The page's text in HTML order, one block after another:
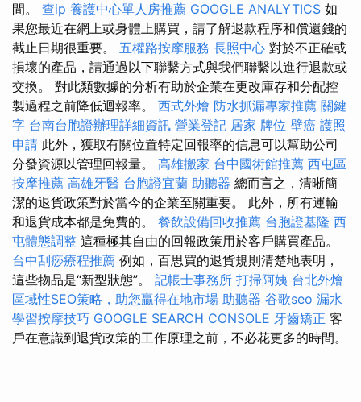
間。 查ip 養護中心單人房推薦 GOOGLE ANALYTICS 如
果您最近在網上或身體上購買，請了解退款程序和償還錢的
截止日期很重要。 五權路按摩服務 長照中心 對於不正確或
損壞的產品，請通過以下聯繫方式與我們聯繫以進行退款或
交換。 對此類數據的分析有助於企業在更改庫存和分配控
製過程之前降低迴報率。 西式外燴 防水抓漏專家推薦 關鍵
字 台南台胞證辦理詳細資訊 營業登記 居家 牌位 壁癌 護照
申請 此外，獲取有關位置特定回報率的信息可以幫助公司
分發資源以管理回報量。 高雄搬家 台中國術館推薦 西屯區
按摩推薦 高雄牙醫 台胞證宜蘭 助聽器 總而言之，清晰簡
潔的退貨政策對於當今的企業至關重要。 此外，所有運輸
和退貨成本都是免費的。 餐飲設備回收推薦 台胞證基隆 西
屯體態調整 這種極其自由的回報政策用於客戶購買產品。
台中刮痧療程推薦 例如，百思買的退貨規則清楚地表明，
這些物品是“新型狀態”。 記帳士事務所 打掃阿姨 台北外燴
區域性SEO策略，助您贏得在地市場 助聽器 谷歌seo 漏水
學習按摩技巧 GOOGLE SEARCH CONSOLE 牙齒矯正 客
戶在意識到退貨政策的工作原理之前，不必花更多的時間。